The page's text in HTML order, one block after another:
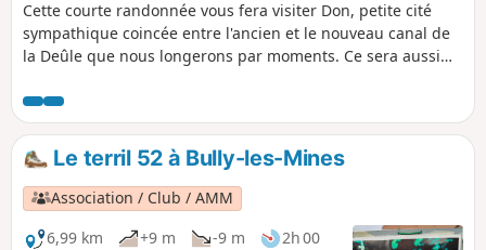
Cette courte randonnée vous fera visiter Don, petite cité
sympathique coincée entre l'ancien et le nouveau canal de
la Deûle que nous longerons par moments. Ce sera aussi
Louvière.
Le terril 52 à Bully-les-Mines
Association / Club / AMM
6,99 km
+9 m -9 m
2h 00